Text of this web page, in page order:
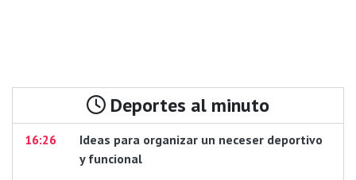
Deportes al minuto
16:26
Ideas para organizar un neceser deportivo
y funcional